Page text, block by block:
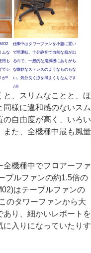
ムな
用も
でシ
が!!
仕事中はタワーファンを小脇に置い
て弱運転。十分静音で自然な風が出
るので、一般的な扇風機にありがち
な微妙なストレスのようなものもな
い。気分良く涼を得まくりなんです
が!!
、スリムなことと、ほ
様に違和感のないスム
の自由度が高く、いろい
また、全機種中最も風量
機種中でフロアーファ
ブルファンの約1.5倍の
はテーブルファンの
のタワーファンから大
り、細かいレポートを
入りになっていたりす